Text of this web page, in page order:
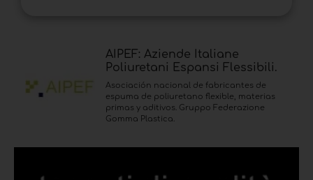
AIPEF: Aziende Italiane
Poliuretani Espansi Flessibili.
Asociación nacional de fabricantes de
espuma de poliuretano flexible, materias
primas y aditivos. Gruppo Federazione
Gomma Plastica.